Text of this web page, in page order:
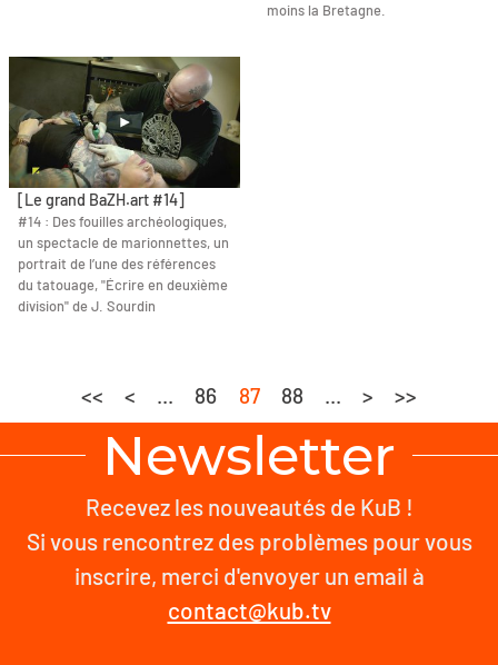
moins la Bretagne.
[Le grand BaZH.art #14]
#14 : Des fouilles archéologiques,
un spectacle de marionnettes, un
portrait de l’une des références
du tatouage, "Écrire en deuxième
division" de J. Sourdin
<< < ... 86 87 88 ... > >>
Newsletter
Recevez les nouveautés de KuB !
Si vous rencontrez des problèmes pour vous
inscrire, merci d'envoyer un email à
contact@kub.tv